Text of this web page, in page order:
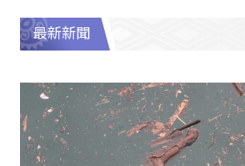
最新新聞